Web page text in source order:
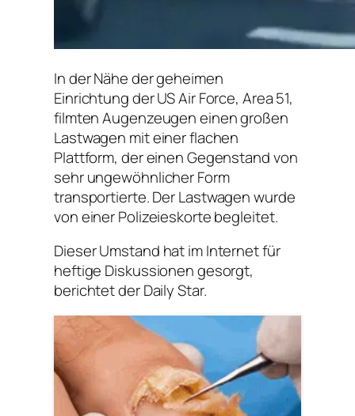
In der Nähe der geheimen
Einrichtung der US Air Force, Area 51,
filmten Augenzeugen einen großen
Lastwagen mit einer flachen
Plattform, der einen Gegenstand von
sehr ungewöhnlicher Form
transportierte.Der Lastwagen wurde
von einer Polizeieskorte begleitet.
Dieser Umstand hat im Internet für
heftige Diskussionen gesorgt,
berichtet der Daily Star.